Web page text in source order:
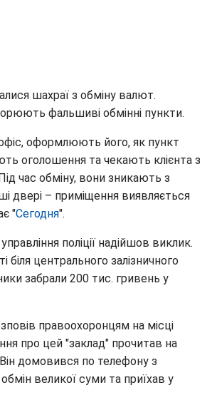
шахраї з обміну валют.
фальшиві обмінні пункти.
оформлюють його, як пункт
оголошення та чекають клієнта з
час обміну, вони зникають з
двері – приміщення виявляється
"Сегодня".
поліції надійшов виклик.
біля центрального залізничного
забрали 200 тис. гривень у
правоохоронцям на місці
про цей "заклад" прочитав на
Він домовився по телефону з
великої суми та приїхав у